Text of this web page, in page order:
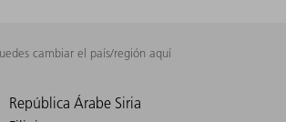
cambiar el país/región aquí